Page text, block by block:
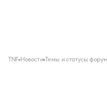
TNF Новости Темы и статусы